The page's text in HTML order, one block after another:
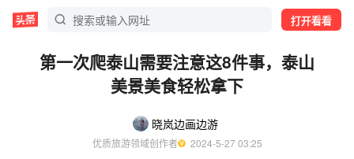
打开看看
第一次爬泰山需要注意这8件事，泰山
美景美食轻松拿下
晓岚边画边游
优质旅游领域创作者
  2024-5-27 03:25